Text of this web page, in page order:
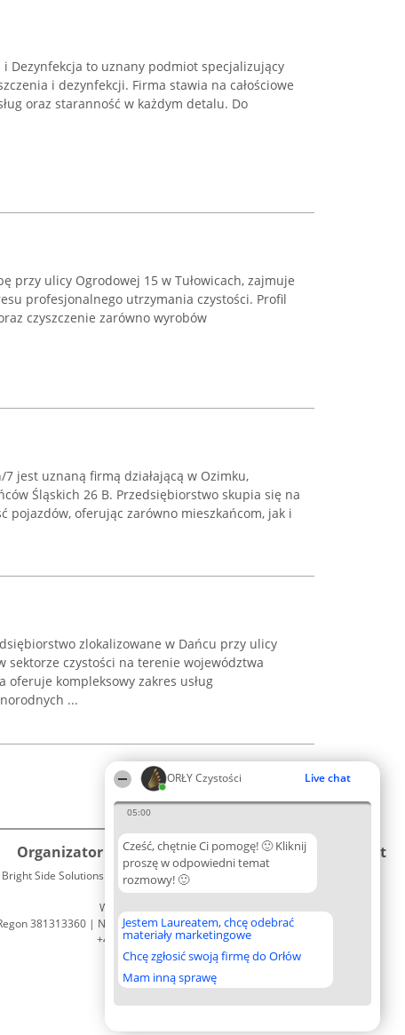
ORŁY Czystości Live chat
05:00
Cześć, chętnie Ci pomogę! 🙂 Kliknij
proszę w odpowiedni temat
rozmowy! 🙂
Jestem Laureatem, chcę odebrać
materiały marketingowe
Chcę zgłosić swoją firmę do Orłów
Mam inną sprawę
Dezynfekcja to uznany podmiot specjalizujący
i dezynfekcji. Firma stawia na całościowe
oraz staranność w każdym detalu. Do
przy ulicy Ogrodowej 15 w Tułowicach, zajmuje
profesjonalnego utrzymania czystości. Profil
czyszczenie zarówno wyrobów
jest uznaną firmą działającą w Ozimku,
Śląskich 26 B. Przedsiębiorstwo skupia się na
pojazdów, oferując zarówno mieszkańcom, jak i
zlokalizowane w Dańcu przy ulicy
sektorze czystości na terenie województwa
oferuje kompleksowy zakres usług
...
Organizator plebiscytu
Bright Side Solutions sp. z o. o. sp. k.
ul. Ruska 22
Wrocław 50-079
381313360 | NIP 8943132676
+48 508 492 400
Plebiscyt
Lista
Laureatów
Zasady
Regulamin
Prywatności
Kontakt